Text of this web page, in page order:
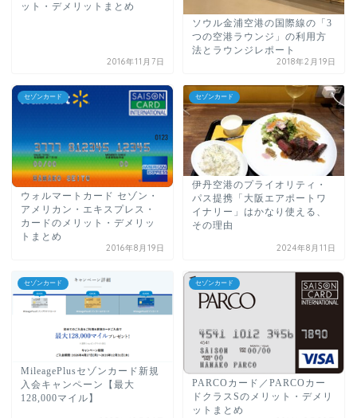
ット・デメリットまとめ
2016年11月7日
ソウル金浦空港の国際線の「3
つの空港ラウンジ」の利用方
法とラウンジレポート
2018年2月19日
セゾンカード
ウォルマートカード セゾン・
アメリカン・エキスプレス・
カードのメリット・デメリッ
トまとめ
2016年8月19日
セゾンカード
伊丹空港のプライオリティ・
パス提携「大阪エアポートワ
イナリー」はかなり使える、
その理由
2024年8月11日
セゾンカード
MileagePlusセゾンカード新規
入会キャンペーン【最大
128,000マイル】
セゾンカード
PARCOカード／PARCOカー
ドクラスSのメリット・デメリ
ットまとめ